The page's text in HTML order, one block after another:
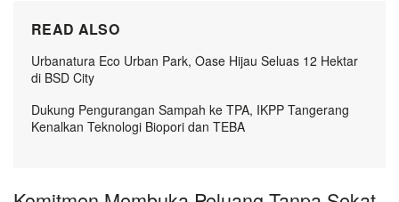
READ ALSO
Urbanatura Eco Urban Park, Oase Hijau Seluas 12 Hektar
di BSD City
Dukung Pengurangan Sampah ke TPA, IKPP Tangerang
Kenalkan Teknologi Biopori dan TEBA